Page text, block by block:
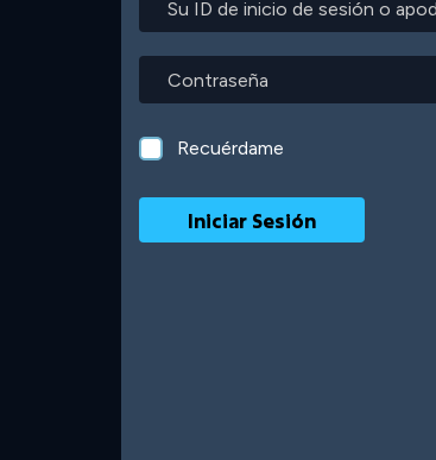
inicio
sesión
o
apodoRecuérdame